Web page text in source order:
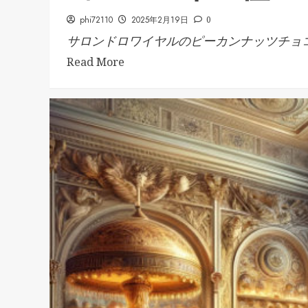
phi72110 2025年2月19日 0
サロンドロワイヤルのピーカンナッツチョ
Read More